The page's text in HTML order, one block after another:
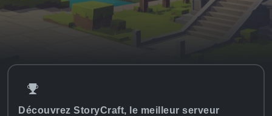
Découvrez StoryCraft, le meilleur serveur